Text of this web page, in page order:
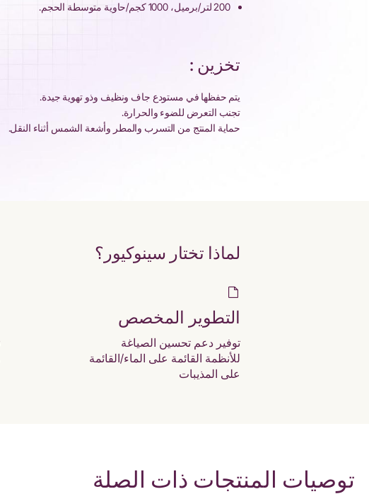
200 لتر/برميل، 1000 كجم/حاوية متوسطة الحجم.
تخزين :
يتم حفظها في مستودع جاف ونظيف وذو تهوية جيدة.
تجنب التعرض للضوء والحرارة.
حماية المنتج من التسرب والمطر وأشعة الشمس أثناء النقل.
لماذا تختار سينوكيور؟
التطوير المخصص
توفير دعم تحسين الصياغة
للأنظمة القائمة على الماء/القائمة
على المذيبات
توصيات المنتجات ذات الصلة